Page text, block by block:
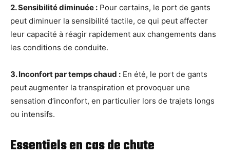
2. Sensibilité diminuée : Pour certains, le port de gants
peut diminuer la sensibilité tactile, ce qui peut affecter
leur capacité à réagir rapidement aux changements dans
les conditions de conduite.
3. Inconfort par temps chaud : En été, le port de gants
peut augmenter la transpiration et provoquer une
sensation d’inconfort, en particulier lors de trajets longs
ou intensifs.
Essentiels en cas de chute